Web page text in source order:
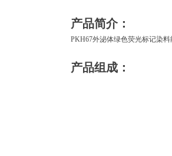
产品简介：
PKH67外泌体绿色荧光标记染
产品组成：